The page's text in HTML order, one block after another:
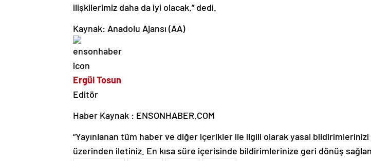
ilişkilerimiz daha da iyi olacak.” dedi.
Kaynak: Anadolu Ajansı (AA)
Ergül Tosun
Editör
Haber Kaynak : ENSONHABER.COM
“Yayınlanan tüm haber ve diğer içerikler ile ilgili olarak yasal
üzerinden iletiniz. En kısa süre içerisinde bildirimlerinize geri dönüş